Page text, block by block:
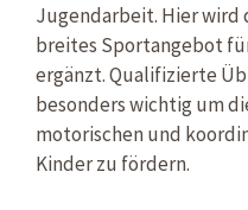
Jugendarbeit. Hier wird
breites Sportangebot
ergänzt. Qualifizierte
besonders wichtig um
motorischen und
Kinder zu fördern.